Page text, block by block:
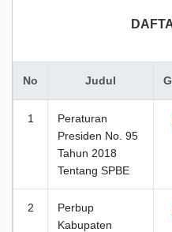
No Judul
1
Peraturan
Presiden No. 95
Tahun 2018
Tentang SPBE
2
Perbup
Kabupaten